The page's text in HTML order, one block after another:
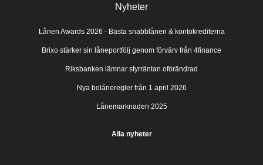
Nyheter
Lånen Awards 2026 - Bästa snabblånen & kontokrediterna
Brixo stärker sin låneportfölj genom förvärv från 4finance
Riksbanken lämnar styrräntan oförändrad
Nya bolåneregler från 1 april 2026
Lånemarknaden 2025
Alla nyheter